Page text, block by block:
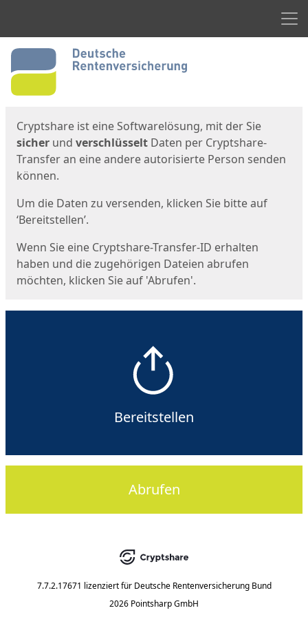
Start
Cryptshare ist eine Softwarelösung, mit der Sie
sicher und verschlüsselt Daten per Cryptshare-
Transfer an eine andere autorisierte Person senden
können.
Um die Daten zu versenden, klicken Sie bitte auf
‘Bereitstellen’.
Wenn Sie eine Cryptshare-Transfer-ID erhalten
haben und die zugehörigen Dateien abrufen
möchten, klicken Sie auf 'Abrufen'.
Bereitstellen
Abrufen
7.7.2.17671 lizenziert für Deutsche Rentenversicherung Bund
2026 Pointsharp GmbH